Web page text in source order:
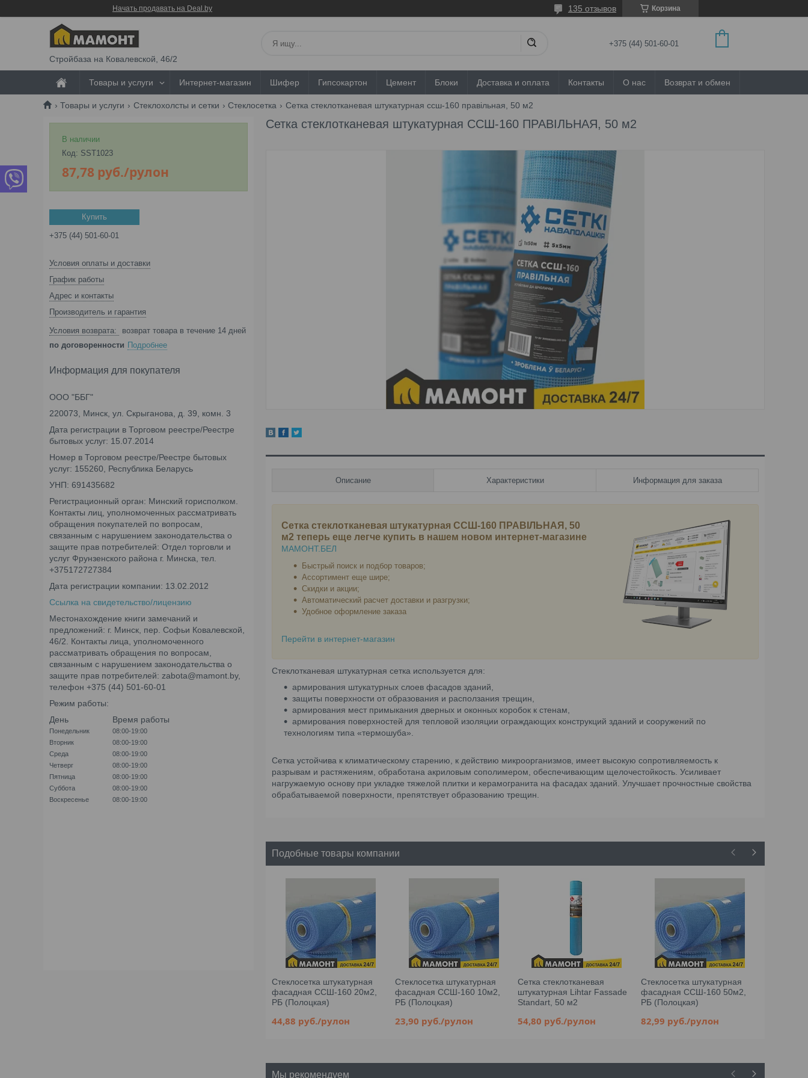
Начать продавать на Deal.by Корзина
135 отзывов
Стройбаза на Ковалевской, 46/2
+375 (44) 501-60-01
Товары и услуги Интернет-магазин Шифер Гипсокартон Цемент Блоки Доставка и оплата Контакты О нас Возврат и обмен
Товары и услуги Стеклохолсты и сетки Стеклосетка Сетка стеклотканевая штукатурная ссш-160 правiльная, 50 м2
Сетка стеклотканевая штукатурная ССШ-160 ПРАВIЛЬНАЯ, 50 м2
Описание Характеристики Информация для заказа
Сетка стеклотканевая штукатурная ССШ-160 ПРАВIЛЬНАЯ, 50
м2 теперь еще легче купить в нашем новом интернет-магазине
МАМОНТ.БЕЛ
Быстрый поиск и подбор товаров;
Ассортимент еще шире;
Скидки и акции;
Автоматический расчет доставки и разгрузки;
Удобное оформление заказа
Перейти в интернет-магазин
Стеклотканевая штукатурная сетка используется для:
армирования штукатурных слоев фасадов зданий,
защиты поверхности от образования и расползания трещин,
армирования мест примыкания дверных и оконных коробок к стенам,
армирования поверхностей для тепловой изоляции ограждающих конструкций зданий и сооружений по
технологиям типа «термошуба».
Сетка устойчива к климатическому старению, к действию микроорганизмов, имеет высокую сопротивляемость к
разрывам и растяжениям, обработана акриловым сополимером, обеспечивающим щелочестойкость. Усиливает
нагружаемую основу при укладке тяжелой плитки и керамогранита на фасадах зданий. Улучшает прочностные свойства
обрабатываемой поверхности, препятствует образованию трещин.
Подобные товары компании
Стеклосетка штукатурная
фасадная ССШ-160 20м2,
РБ (Полоцкая)
44,88 руб./рулон
Стеклосетка штукатурная
фасадная ССШ-160 10м2,
РБ (Полоцкая)
23,90 руб./рулон
Сетка стеклотканевая
штукатурная Lihtar Fassade
Standart, 50 м2
54,80 руб./рулон
Стеклосетка штукатурная
фасадная ССШ-160 50м2,
РБ (Полоцкая)
82,99 руб./рулон
Мы рекомендуем
В наличии
Код: SST1023
87,78 руб./рулон
Купить
+375 (44) 501-60-01
Условия оплаты и доставки
График работы
Адрес и контакты
Производитель и гарантия
возврат товара в течение 14 дней
по договоренности Подробнее
Информация для покупателя
ООО "ББГ"
220073, Минск, ул. Скрыганова, д. 39, комн. 3
Дата регистрации в Торговом реестре/Реестре
бытовых услуг: 15.07.2014
Номер в Торговом реестре/Реестре бытовых
услуг: 155260, Республика Беларусь
УНП: 691435682
Регистрационный орган: Минский горисполком.
Контакты лиц, уполномоченных рассматривать
обращения покупателей по вопросам,
связанным с нарушением законодательства о
защите прав потребителей: Отдел торговли и
услуг Фрунзенского района г. Минска, тел.
+375172727384
Дата регистрации компании: 13.02.2012
Ссылка на свидетельство/лицензию
Местонахождение книги замечаний и
предложений: г. Минск, пер. Софьи Ковалевской,
46/2. Контакты лица, уполномоченного
рассматривать обращения по вопросам,
связанным с нарушением законодательства о
защите прав потребителей: zabota@mamont.by,
телефон +375 (44) 501-60-01
Режим работы:
День
Время работы
Понедельник
08:00-19:00
Вторник
08:00-19:00
Среда
08:00-19:00
Четверг
08:00-19:00
Пятница
08:00-19:00
Суббота
08:00-19:00
Воскресенье
08:00-19:00